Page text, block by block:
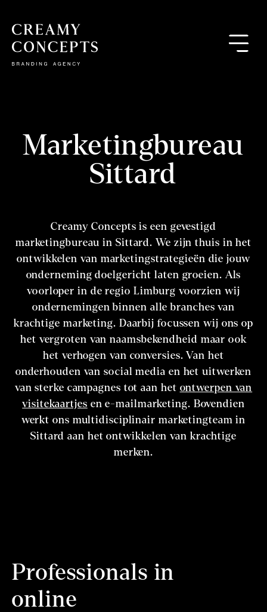
Marketingbureau
Sittard
Creamy Concepts is een gevestigd
marketingbureau in Sittard. We zijn thuis in het
ontwikkelen van marketingstrategieën die jouw
onderneming doelgericht laten groeien. Als
voorloper in de regio Limburg voorzien wij
ondernemingen binnen alle branches van
krachtige marketing. Daarbij focussen wij ons op
het vergroten van naamsbekendheid maar ook
het verhogen van conversies. Van het
onderhouden van social media en het uitwerken
van sterke campagnes tot aan het ontwerpen van
visitekaartjes en e-mailmarketing. Bovendien
werkt ons multidisciplinair marketingteam in
Sittard aan het ontwikkelen van krachtige
merken.
Professionals in
online